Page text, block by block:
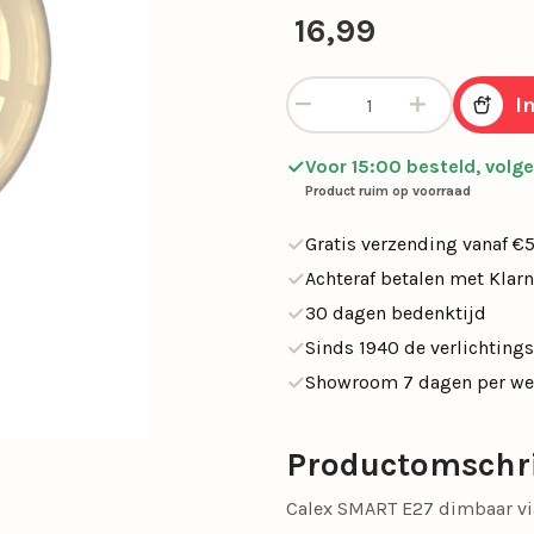
Buitenlampen
met lamp
Slimme
Touch Lampen
Segula
SALE buitenlampen
SALE
16,99
Calex smart globe G125 gold
Voor 15:00 besteld,
Product ruim op voorraad
Gratis verzending vanaf
Achteraf betalen met
30 dagen bedenktijd
Sinds 1940 de
Showroom 7 dagen per
Calex SMART E27 dimbaar